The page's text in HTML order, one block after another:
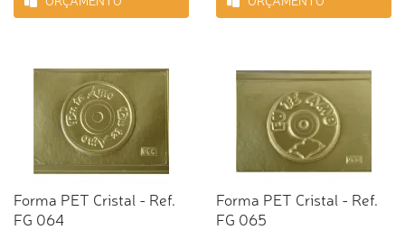
Forma PET Cristal - Ref.
FG 064
Forma PET Cristal - Ref.
FG 065